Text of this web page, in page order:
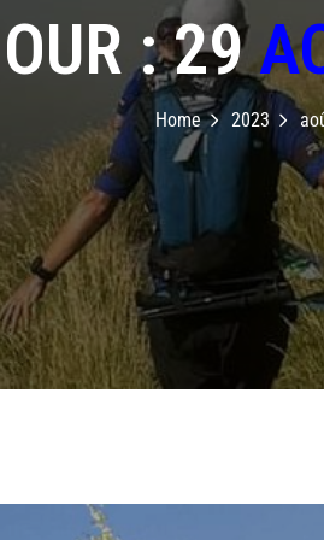
: 29
Home 2023